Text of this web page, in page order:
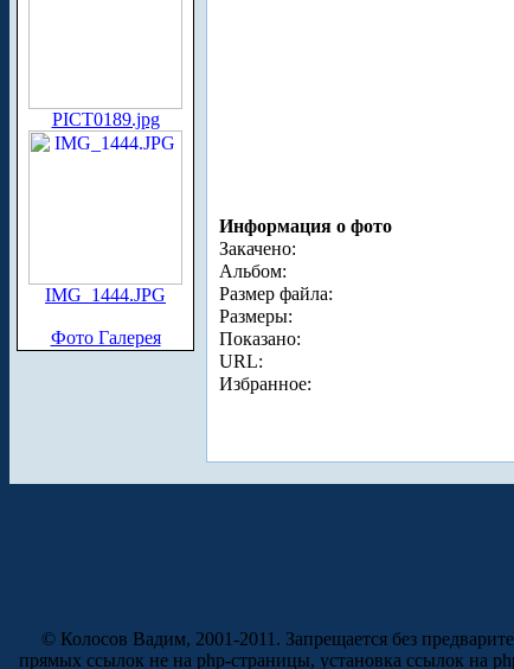
PICT0189.jpg
IMG_1444.JPG
Фото Галерея
Информация о фото
Закачено:
Альбом:
Размер файла:
Размеры:
Показано:
URL:
Избранное:
© Колосов Вадим, 2001-2011. Запрещается без
прямых ссылок не на php-страницы, установка ссылок на